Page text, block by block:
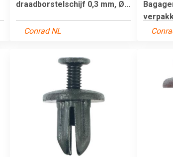
draadborstelschijf 0,3 mm, Ø...
Conrad NL